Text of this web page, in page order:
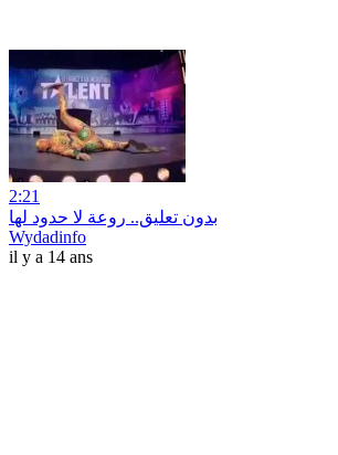
2:21
بدون تعليق.. روعة لا حدود لها
Wydadinfo
il y a 14 ans